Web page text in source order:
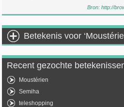
Bron: http://
Betekenis voor
Recent gezochte
Moustérien
Semiha
teleshopping